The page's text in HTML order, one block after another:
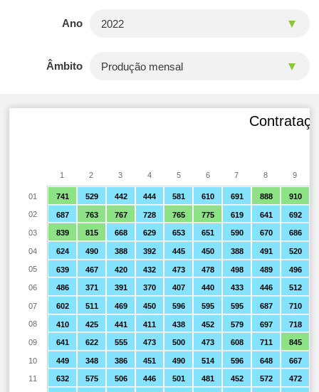
Ano
Âmbito
741 529 442 444 581 610 691 888 910
687 763 767 728 765 775 619 641 692
839 815 668 629 653 651 590 670 686
624 490 388 392 445 450 388 491 520
639 467 420 432 473 478 498 489 496
486 371 391 370 407 440 433 446 512
602 511 469 450 596 595 595 687 710
410 425 441 411 438 452 579 697 718
641 622 555 473 500 473 608 711 845
449 348 386 451 490 514 596 648 667
632 575 506 446 501 481 452 572 472
1 2 3 4 5 6 7 8 9
01
02
03
04
05
06
07
08
09
10
11